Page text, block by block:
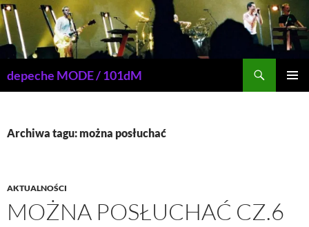
Przejdź
do
treści
depeche MODE / 101dM
Archiwa tagu: można posłuchać
AKTUALNOŚCI
MOŻNA POSŁUCHAĆ CZ.6